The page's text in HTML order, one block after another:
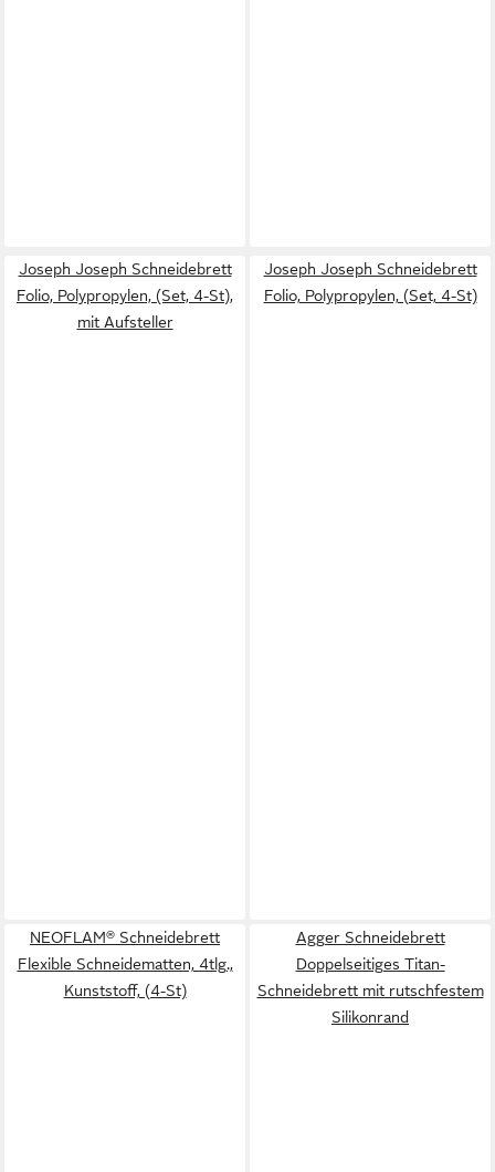
Joseph Joseph Schneidebrett
Folio, Polypropylen, (Set, 4-St),
mit Aufsteller
Joseph Joseph Schneidebrett
Folio, Polypropylen, (Set, 4-St)
NEOFLAM® Schneidebrett
Flexible Schneidematten, 4tlg.,
Kunststoff, (4-St)
Agger Schneidebrett
Doppelseitiges Titan-
Schneidebrett mit rutschfestem
Silikonrand